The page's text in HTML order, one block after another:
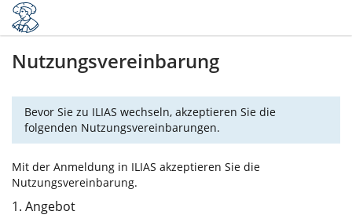
Nutzungsvereinbarung
Bevor Sie zu ILIAS wechseln, akzeptieren Sie die
folgenden Nutzungsvereinbarungen.
Mit der Anmeldung in ILIAS akzeptieren Sie die
Nutzungsvereinbarung.
1. Angebot